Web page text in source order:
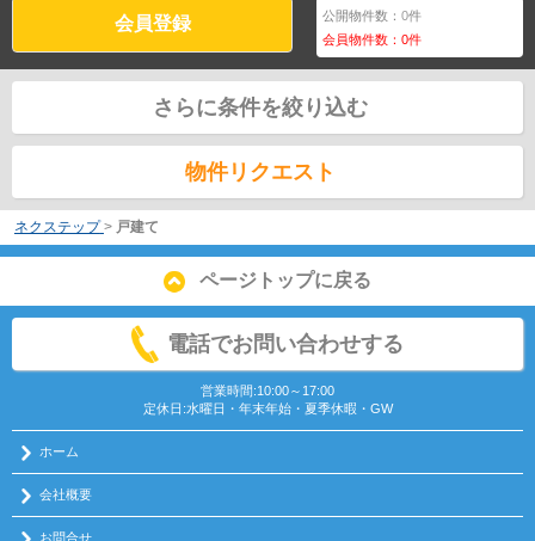
会員登録 公開物件数：0件
会員物件数：0件
さらに条件を絞り込む
物件リクエスト
ネクステップ > 戸建て
ページトップに戻る
電話でお問い合わせする
営業時間:10:00～17:00
定休日:水曜日・年末年始・夏季休暇・GW
ホーム
会社概要
お問合せ